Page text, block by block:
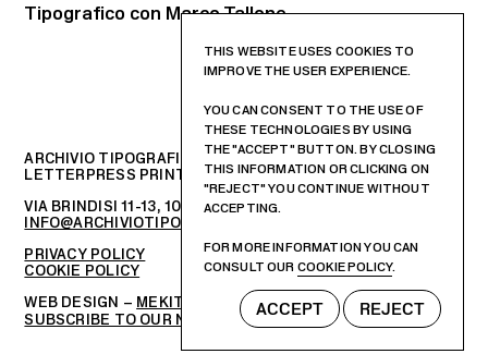
Tipografico con Marco Tallone.
ARCHIVIO TIPOGRAFICO
LETTERPRESS PRINTSHOP AND GRAPHIC DESIGN STUDIO
VIA BRINDISI 11-13, 10152 – TORINO, ITALIA
INFO@ARCHIVIOTIPOGRAFICO.IT
PRIVACY POLICY
COOKIE POLICY
WEB DESIGN – MEKIT STUDIO
SUBSCRIBE TO OUR NEWSLETTER
THIS WEBSITE USES COOKIES TO
IMPROVE THE USER EXPERIENCE.
YOU CAN CONSENT TO THE USE OF
THESE TECHNOLOGIES BY USING
THE "ACCEPT" BUTTON. BY CLOSING
THIS INFORMATION OR CLICKING ON
"REJECT" YOU CONTINUE WITHOUT
ACCEPTING.
FOR MORE INFORMATION YOU CAN
CONSULT OUR COOKIE POLICY.
ACCEPT REJECT